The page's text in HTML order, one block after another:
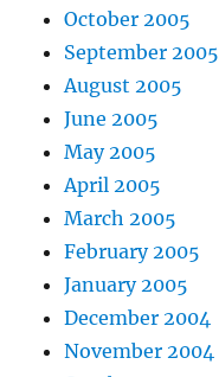
October 2005
September 2005
August 2005
June 2005
May 2005
April 2005
March 2005
February 2005
January 2005
December 2004
November 2004